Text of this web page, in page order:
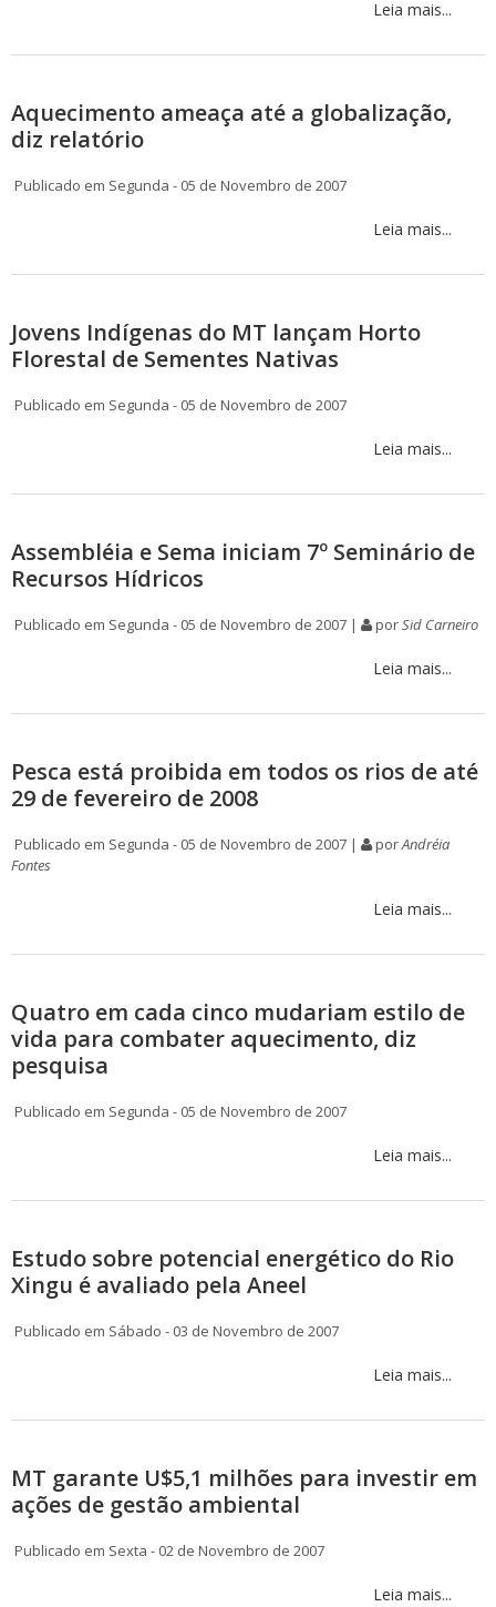
Leia mais...
Aquecimento ameaça até a globalização,
diz relatório
Publicado em Segunda - 05 de Novembro de 2007
Leia mais...
Jovens Indígenas do MT lançam Horto
Florestal de Sementes Nativas
Publicado em Segunda - 05 de Novembro de 2007
Leia mais...
Assembléia e Sema iniciam 7º Seminário de
Recursos Hídricos
Publicado em Segunda - 05 de Novembro de 2007 | porSid Carneiro
Leia mais...
Pesca está proibida em todos os rios de até
29 de fevereiro de 2008
Publicado em Segunda - 05 de Novembro de 2007 | porAndréia
Fontes
Leia mais...
Quatro em cada cinco mudariam estilo de
vida para combater aquecimento, diz
pesquisa
Publicado em Segunda - 05 de Novembro de 2007
Leia mais...
Estudo sobre potencial energético do Rio
Xingu é avaliado pela Aneel
Publicado em Sábado - 03 de Novembro de 2007
Leia mais...
MT garante U$5,1 milhões para investir em
ações de gestão ambiental
Publicado em Sexta - 02 de Novembro de 2007
Leia mais...